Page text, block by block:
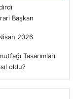
Başkan
2026
Tasarımları
oldu?